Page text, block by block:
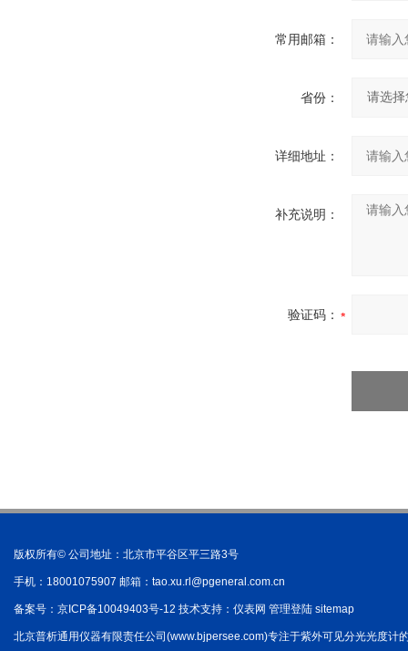
常用邮箱：
省份：
详细地址：
补充说明：
验证码：
版权所有© 公司地址：北京市平谷区平三路3号
手机：18001075907 邮箱： tao.xu.rl@pgeneral.com.cn
备案号： 京ICP备10049403号-12 技术支持： 仪表网 管理登陆 sitemap
北京普析通用仪器有限责任公司(www.bjpersee.com)专注于紫外可见分光光度计